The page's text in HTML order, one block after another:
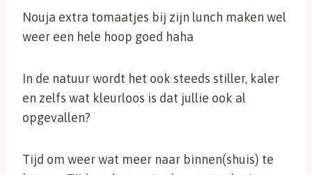
Nouja extra tomaatjes bij zijn lunch maken wel
weer een hele hoop goed haha
In de natuur wordt het ook steeds stiller, kaler
en zelfs wat kleurloos is dat jullie ook al
opgevallen?
Tijd om weer wat meer naar binnen(shuis) te